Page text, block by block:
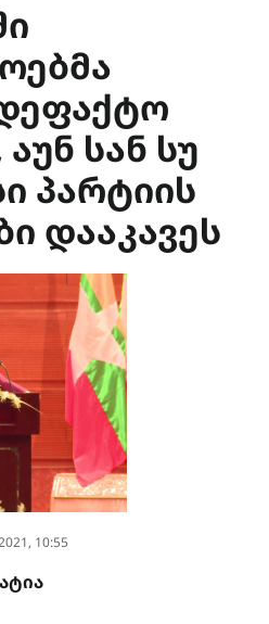
სან სუ
პარტიის
დააკავეს
10:55